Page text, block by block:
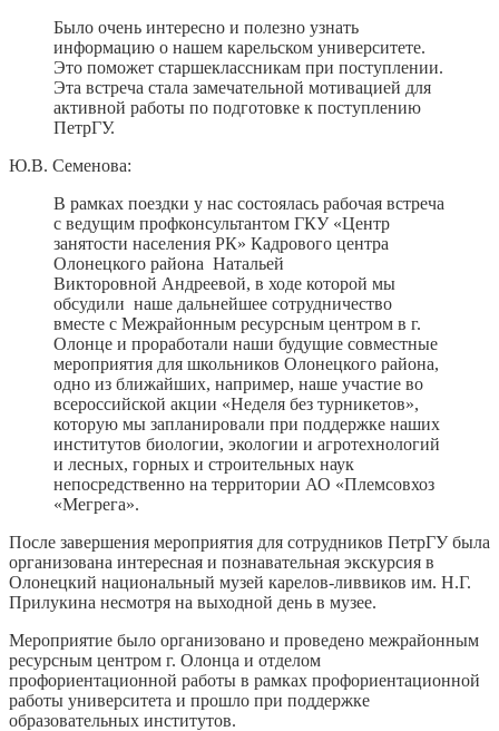
Было очень интересно и полезно узнать
информацию о нашем карельском университете.
Это поможет старшеклассникам при поступлении.
Эта встреча стала замечательной мотивацией для
активной работы по подготовке к поступлению
ПетрГУ.
Ю.В. Семенова:
В рамках поездки у нас состоялась рабочая встреча
с ведущим профконсультантом ГКУ «Центр
занятости населения РК» Кадрового центра
Олонецкого района Натальей
Викторовной Андреевой, в ходе которой мы
обсудили наше дальнейшее сотрудничество
вместе с Межрайонным ресурсным центром в г.
Олонце и проработали наши будущие совместные
мероприятия для школьников Олонецкого района,
одно из ближайших, например, наше участие во
всероссийской акции «Неделя без турникетов»,
которую мы запланировали при поддержке наших
институтов биологии, экологии и агротехнологий
и лесных, горных и строительных наук
непосредственно на территории АО «Племсовхоз
«Мегрега».
После завершения мероприятия для сотрудников ПетрГУ была
организована интересная и познавательная экскурсия в
Олонецкий национальный музей карелов-ливвиков им. Н.Г.
Прилукина несмотря на выходной день в музее.
Мероприятие было организовано и проведено межрайонным
ресурсным центром г. Олонца и отделом
профориентационной работы в рамках профориентационной
работы университета и прошло при поддержке
образовательных институтов.